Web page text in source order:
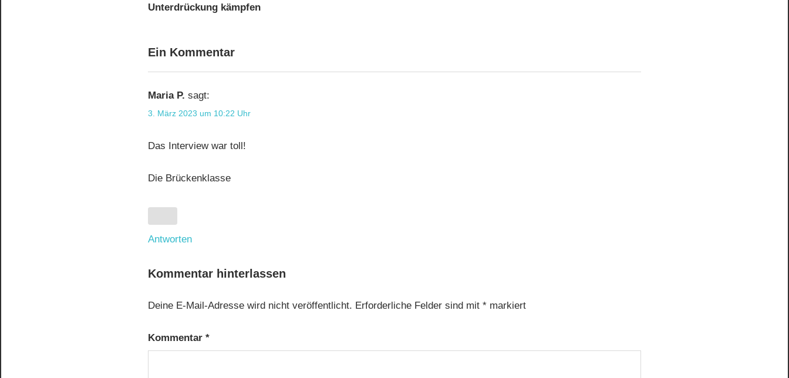
Unterdrückung kämpfen
Ein Kommentar
Maria P. sagt:
3. März 2023 um 10:22 Uhr
Das Interview war toll!
Die Brückenklasse
Antworten
Kommentar hinterlassen
Deine E-Mail-Adresse wird nicht veröffentlicht. Erforderliche Felder sind mit * markiert
Kommentar *